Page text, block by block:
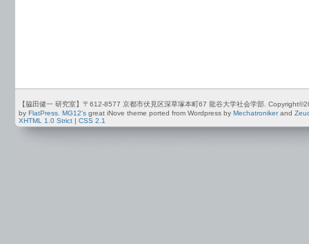
【脇田健一 研究室】〒612-8577 京都市伏見区深草塚本町67 龍谷大学社会学部.
by FlatPress. MG12's great iNove theme ported from Wordpress by Mechatronikerand
XHTML 1.0 Strict
CSS 2.1